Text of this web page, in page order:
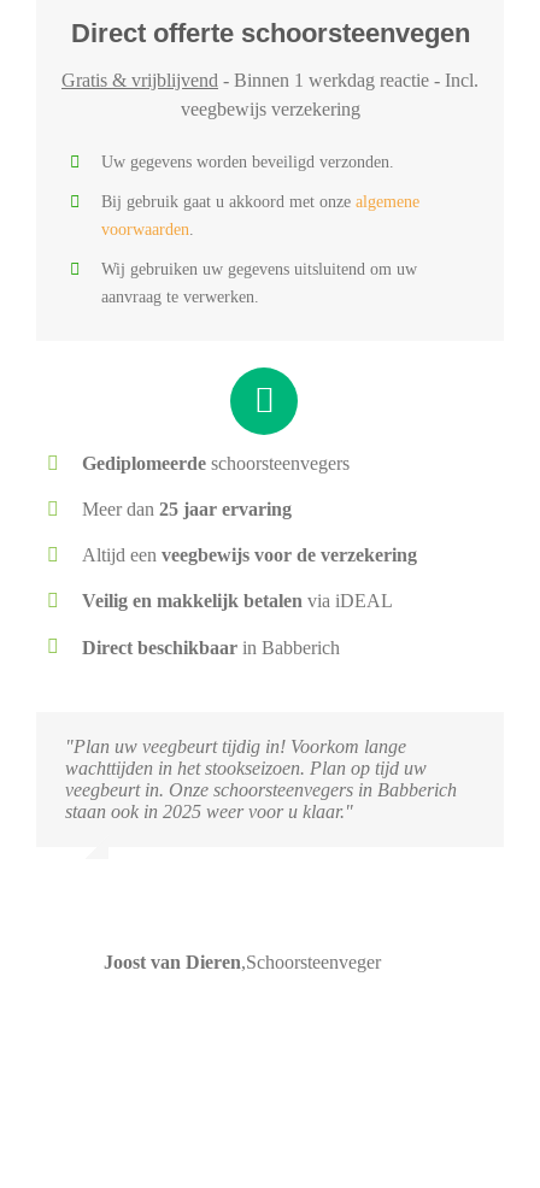
Direct offerte schoorsteenvegen
Gratis & vrijblijvend - Binnen 1 werkdag reactie - Incl.
veegbewijs verzekering
Uw gegevens worden beveiligd verzonden.
Bij gebruik gaat u akkoord met onze algemene
voorwaarden
Wij gebruiken uw gegevens uitsluitend om uw
aanvraag te verwerken.
Gediplomeerde schoorsteenvegers
Meer dan25 jaar ervaring
Altijd eenveegbewijs voor de verzekering
Veilig en makkelijk betalen via iDEAL
Direct beschikbaar in Babberich
"Plan uw veegbeurt tijdig in! Voorkom lange
wachttijden in het stookseizoen. Plan op tijd uw
veegbeurt in. Onze schoorsteenvegers in Babberich
staan ook in 2025 weer voor u klaar."
Joost van Dieren,Schoorsteenveger